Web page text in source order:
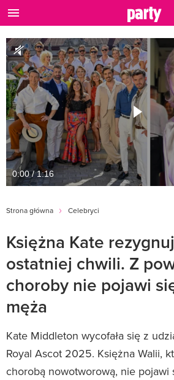
0:00 / 1:16
Strona główna Celebryci
Księżna Kate
ostatniej chwili. Z
choroby nie pojawi
męża
Kate Middleton wycofała się z
Royal Ascot 2025. Księżna Walii,
chorobą nowotworową, nie pojawi